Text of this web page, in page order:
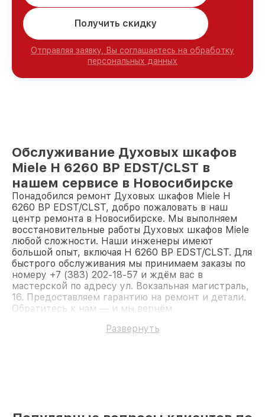
Получить скидку
Отправляя заявку, Вы соглашаетесь на обработку
персональных данных
Обслуживание Духовых шкафов
Miele H 6260 BP EDST/CLST в
нашем сервисе в Новосибирске
Понадобился ремонт Духовых шкафов Miele H
6260 BP EDST/CLST, добро пожаловать в наш
центр ремонта в Новосибирске. Мы выполняем
восстановительные работы Духовых шкафов Miele
любой сложности. Наши инженеры имеют
большой опыт, включая H 6260 BP EDST/CLST. Для
быстрого обслуживания мы принимаем заказы по
номеру +7 (383) 202-18-57 и ждём вас в
мастерской по адресу ул. Вокзальная магистраль,
16. Предоставляем гарантию на ремонт и детали.
Обратитесь к нам — и мы вернём
Развернуть